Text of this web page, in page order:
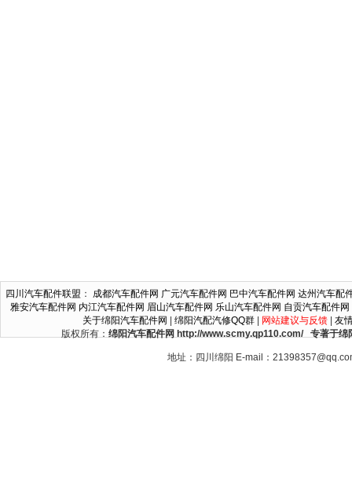
四川汽车配件联盟 ： 成都汽车配件网 广元汽车配件网 巴中汽车配件网 达州汽车配
雅安汽车配件网 内江汽车配件网 眉山汽车配件网 乐山汽车配件网 自贡汽车配件网
关于绵阳汽车配件网
绵阳汽配汽修QQ群| 网站建议与反馈| 友
版权所有： 绵阳汽车配件网 http://www.scmy.qp110.com/ 专著于绵
地址：四川绵阳 E-mail：